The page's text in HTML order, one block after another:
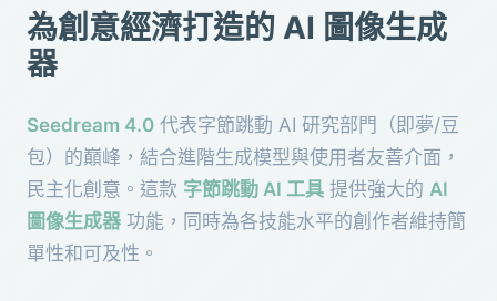
為創意經濟打造的 AI 圖像生成
器
Seedream 4.0 代表字節跳動 AI 研究部門（即夢/豆
包）的巔峰，結合進階生成模型與使用者友善介面，
民主化創意。這款 字節跳動 AI 工具 提供強大的 AI
圖像生成器 功能，同時為各技能水平的創作者維持簡
單性和可及性。